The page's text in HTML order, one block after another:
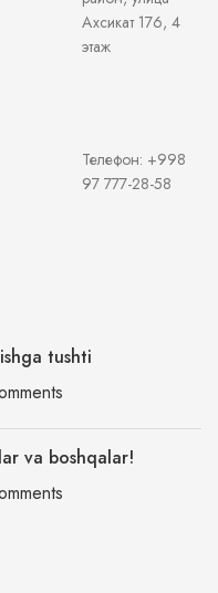
Ахсикат 176, 4
этаж
Телефон: +998
97 777-28-58
tushti
va boshqalar!